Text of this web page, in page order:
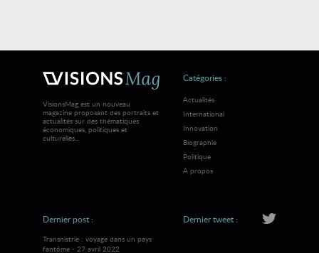
VisionsMag est un nouveau
magazine proposant des portraits et
actualités sur des thématiques
économiques, politiques et
culturelles...
Catégories :
Actualités
International
Innovation
Biographie
Politique
A propos
Dernier post :
Transnistrie : voyage dans un pays
fantôme - 27 avril 2022
Dernier tweet :